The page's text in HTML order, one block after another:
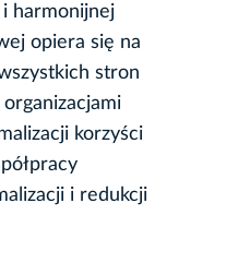
i harmonijnej
opiera się na
stron
korzyści
i redukcji